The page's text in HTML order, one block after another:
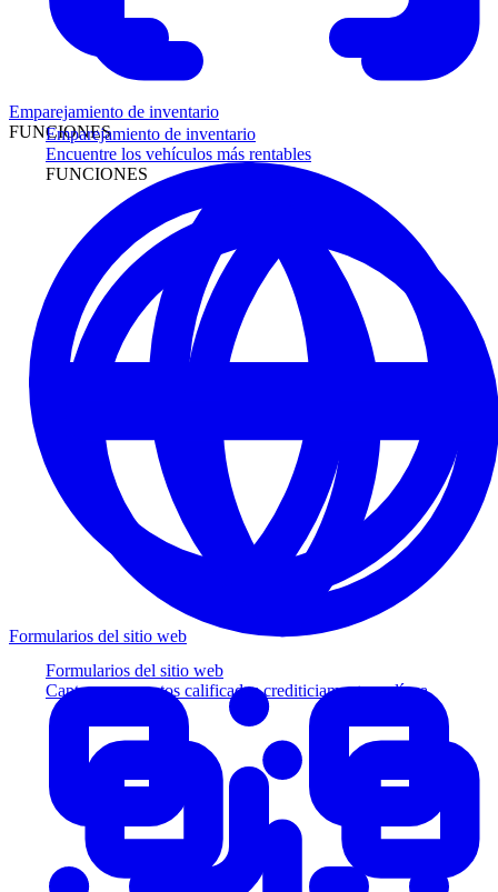
Emparejamiento de inventario
Encuentre los vehículos más rentables
FUNCIONES
Formularios del sitio web
Capture prospectos calificados crediticiamente en línea
Emparejamiento de inventario
FUNCIONES
Formularios del sitio web